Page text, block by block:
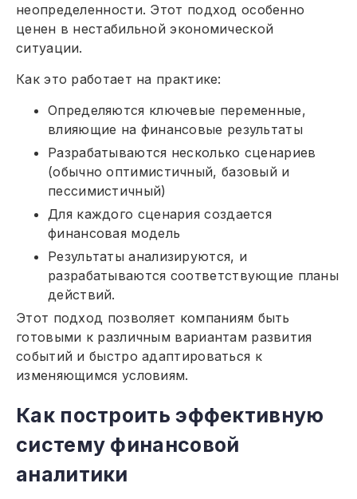
неопределенности. Этот подход особенно
ценен в нестабильной экономической
ситуации.
Как это работает на практике:
Определяются ключевые переменные,
влияющие на финансовые результаты
Разрабатываются несколько сценариев
(обычно оптимистичный, базовый и
пессимистичный)
Для каждого сценария создается
финансовая модель
Результаты анализируются, и
разрабатываются соответствующие планы
действий.
Этот подход позволяет компаниям быть
готовыми к различным вариантам развития
событий и быстро адаптироваться к
изменяющимся условиям.
Как построить эффективную
систему финансовой
аналитики